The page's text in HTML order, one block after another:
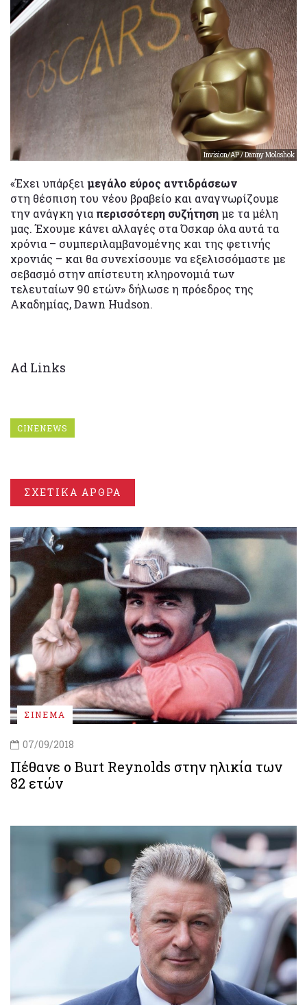
Invision/AP / Danny Moloshok
«Έχει υπάρξει μεγάλο εύρος αντιδράσεων
στη θέσπιση του νέου βραβείο και αναγνωρίζουμε
την ανάγκη για περισσότερη συζήτησημε τα μέλη
μας. Έχουμε κάνει αλλαγές στα Όσκαρ όλα αυτά τα
χρόνια – συμπεριλαμβανομένης και της φετινής
χρονιάς – και θα συνεχίσουμε να εξελισσόμαστε με
σεβασμό στην απίστευτη κληρονομιά των
τελευταίων 90 ετών» δήλωσε η πρόεδρος της
Ακαδημίας, Dawn Hudson.
Ad Links
CINENEWS
ΣΧΕΤΙΚΑ ΑΡΘΡΑ
ΣΙΝΕΜΑ
07/09/2018
Πέθανε ο Burt Reynolds στην ηλικία των
82 ετών